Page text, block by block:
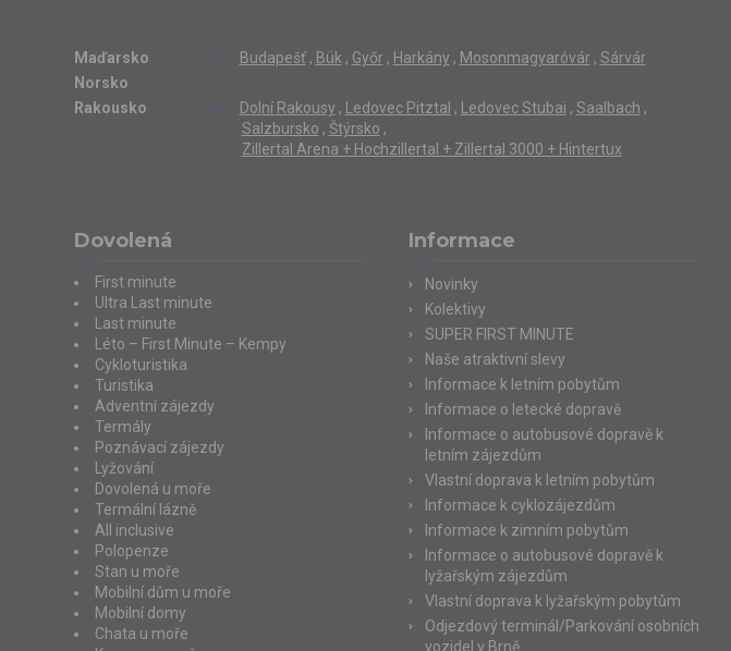
Maďarsko
Budapešť, Bük, Győr , Harkány , Mosonmagyaróvár , Sárvár
Norsko
Rakousko
Dolní Rakousy , Ledovec Pitztal , Ledovec Stubai , Saalbach ,
Salzbursko , Štýrsko ,
Zillertal Arena + Hochzillertal + Zillertal 3000 + Hintertux
Dovolená
First minute
Ultra Last minute
Last minute
Léto – First Minute – Kempy
Cykloturistika
Turistika
Adventní zájezdy
Termály
Poznávací zájezdy
Lyžování
Dovolená u moře
Termální lázně
All inclusive
Polopenze
Stan u moře
Mobilní dům u moře
Mobilní domy
Chata u moře
Informace
Novinky
Kolektivy
SUPER FIRST MINUTE
Naše atraktivní slevy
Informace k letním pobytům
Informace o letecké dopravě
Informace o autobusové dopravě k
letním zájezdům
Vlastní doprava k letním pobytům
Informace k cyklozájezdům
Informace k zimním pobytům
Informace o autobusové dopravě k
lyžařským zájezdům
Vlastní doprava k lyžařským pobytům
Odjezdový terminál/Parkování osobních
vozidel v Brně